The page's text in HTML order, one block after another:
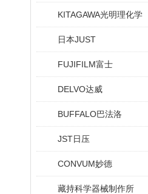
KITAGAWA光明理化学
日本JUST
FUJIFILM富士
DELVO达威
BUFFALO巴法洛
JST日压
CONVUM妙德
藏持科学器械制作所